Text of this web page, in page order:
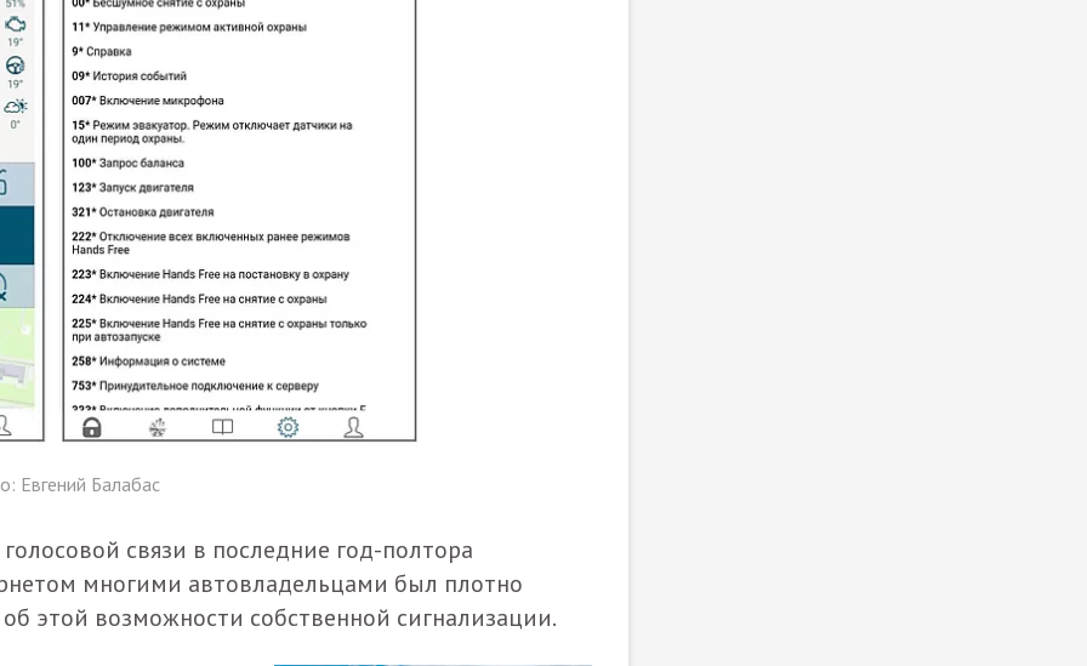
Евгений Балабас
связи в последние год-полтора
многими автовладельцами был плотно
этой возможности собственной сигнализации.